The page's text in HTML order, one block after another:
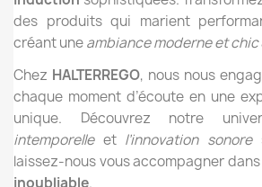
des produits qui marient
créant uneambiance moderne et chic
Chez HALTERREGO, nous nous
chaque moment d’écoute en une
unique. Découvrez notre
intemporelleet l’innovation sonore
laissez-nous vous accompagner
inoubliable.